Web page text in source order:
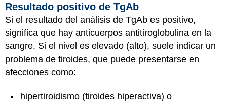
Resultado positivo de TgAb
Si el resultado del análisis de TgAb es positivo,
significa que hay anticuerpos antitiroglobulina en la
sangre. Si el nivel es elevado (alto), suele indicar un
problema de tiroides, que puede presentarse en
afecciones como:
hipertiroidismo (tiroides hiperactiva) o